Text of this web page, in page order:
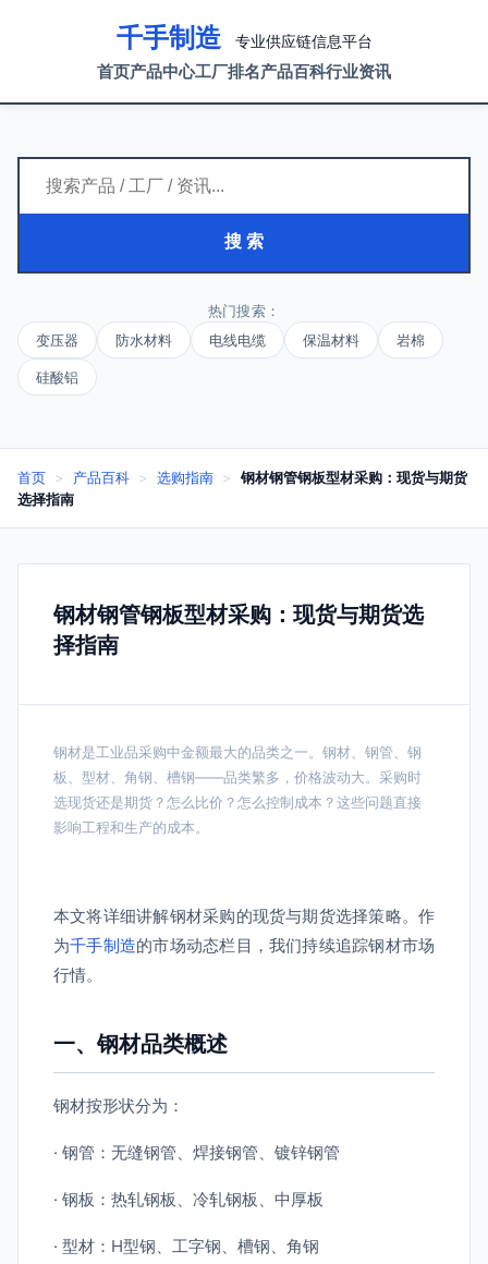
千手制造 专业供应链信息平台
首页产品中心工厂排名产品百科行业资讯
搜 索
热门搜索：
变压器
防水材料 电线电缆 保温材料 岩棉
硅酸铝
首页 > 产品百科 > 选购指南 >
钢材钢管钢板型材采购：现货与期货
选择指南
钢材钢管钢板型材采购：现货与期货选
择指南
钢材是工业品采购中金额最大的品类之一。钢材、钢管、钢
板、型材、角钢、槽钢——品类繁多，价格波动大。采购时
选现货还是期货？怎么比价？怎么控制成本？这些问题直接
影响工程和生产的成本。
本文将详细讲解钢材采购的现货与期货选择策略。作
为千手制造的市场动态栏目，我们持续追踪钢材市场
行情。
一、钢材品类概述
钢材按形状分为：
· 钢管：无缝钢管、焊接钢管、镀锌钢管
· 钢板：热轧钢板、冷轧钢板、中厚板
· 型材：H型钢、工字钢、槽钢、角钢